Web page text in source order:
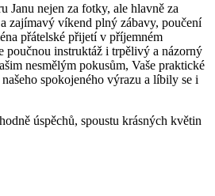
Janu nejen za fotky, ale hlavně za
zajímavý víkend plný zábavy, poučení
přátelské přijetí v příjemném
poučnou instruktáž i trpělivý a názorný
nesmělým pokusům, Vaše praktické
spokojeného výrazu a líbily se i
úspěchů, spoustu krásných květin